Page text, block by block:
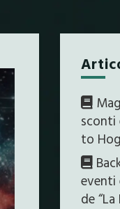
sconti
to
eventi
de